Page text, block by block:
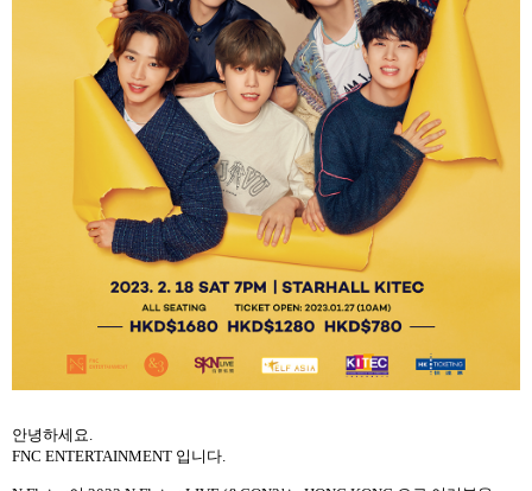
안녕하세요.
FNC ENTERTAINMENT 입니다.